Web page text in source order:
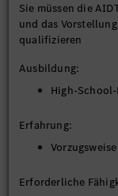
Karosserie:
Lackieren:
Auftragen
Aufsprühen
Batterie:
neuer
Sie müssen die
und das
qualifizieren
Ausbildung:
High-
Erfahrung:
Erforderliche